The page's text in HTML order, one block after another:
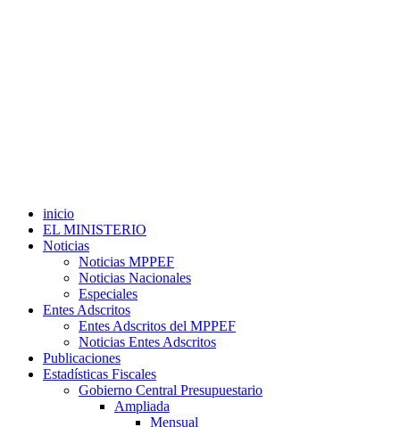
inicio
EL MINISTERIO
Noticias
Noticias MPPEF
Noticias Nacionales
Especiales
Entes Adscritos
Entes Adscritos del MPPEF
Noticias Entes Adscritos
Publicaciones
Estadísticas Fiscales
Gobierno Central Presupuestario
Ampliada
Mensual